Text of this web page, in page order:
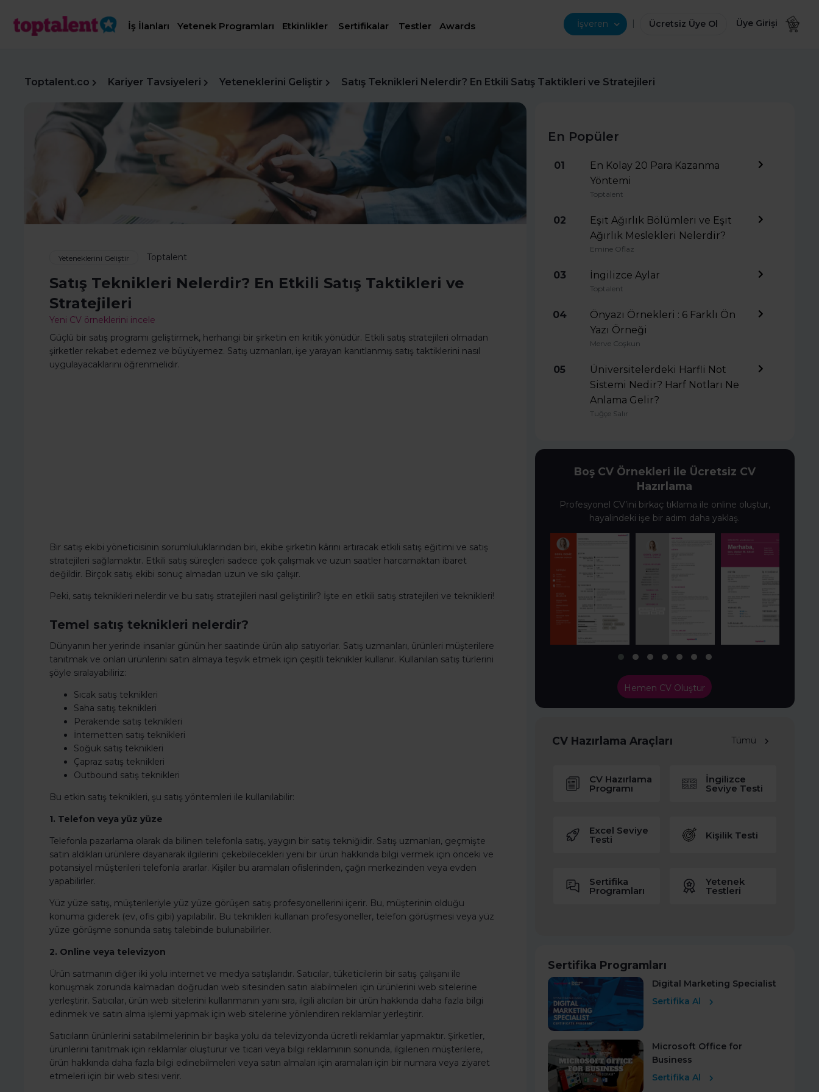
İş İlanları Yetenek Programları Etkinlikler Sertifikalar Testler Awards İşveren | Ücretsiz Üye Ol Üye Girişi
Toptalent.co Kariyer Tavsiyeleri Yeteneklerini Geliştir Satış Teknikleri Nelerdir? En Etkili Satış Taktikleri ve Stratejileri
Yeteneklerini Geliştir Toptalent
Satış Teknikleri Nelerdir? En Etkili Satış Taktikleri ve
Stratejileri
Yeni CV örneklerini incele
Güçlü bir satış programı geliştirmek, herhangi bir şirketin en kritik yönüdür. Etkili satış stratejileri olmadan
şirketler rekabet edemez ve büyüyemez. Satış uzmanları, işe yarayan kanıtlanmış satış taktiklerini nasıl
uygulayacaklarını öğrenmelidir.
Bir satış ekibi yöneticisinin sorumluluklarından biri, ekibe şirketin kârını artıracak etkili satış eğitimi ve satış
stratejileri sağlamaktır. Etkili satış süreçleri sadece çok çalışmak ve uzun saatler harcamaktan ibaret
değildir. Birçok satış ekibi sonuç almadan uzun ve sıkı çalışır.
Peki, satış teknikleri nelerdir ve bu satış stratejileri nasıl geliştirilir? İşte en etkili satış stratejileri ve teknikleri!
Temel satış teknikleri nelerdir?
Dünyanın her yerinde insanlar günün her saatinde ürün alıp satıyorlar. Satış uzmanları, ürünleri müşterilere
tanıtmak ve onları ürünlerini satın almaya teşvik etmek için çeşitli teknikler kullanır. Kullanılan satış türlerini
şöyle sıralayabiliriz:
Sıcak satış teknikleri
Saha satış teknikleri
Perakende satış teknikleri
İnternetten satış teknikleri
Soğuk satış teknikleri
Çapraz satış teknikleri
Outbound satış teknikleri
Bu etkin satış teknikleri, şu satış yöntemleri ile kullanılabilir:
1. Telefon veya yüz yüze
Telefonla pazarlama olarak da bilinen telefonla satış, yaygın bir satış tekniğidir. Satış uzmanları, geçmişte
satın aldıkları ürünlere dayanarak ilgilerini çekebilecekleri yeni bir ürün hakkında bilgi vermek için önceki ve
potansiyel müşterileri telefonla ararlar. Kişiler bu aramaları ofislerinden, çağrı merkezinden veya evden
yapabilirler.
Yüz yüze satış, müşterileriyle yüz yüze görüşen satış profesyonellerini içerir. Bu, müşterinin olduğu
konuma giderek (ev, ofis gibi) yapılabilir. Bu teknikleri kullanan profesyoneller, telefon görüşmesi veya yüz
yüze görüşme sonunda satış talebinde bulunabilirler.
2. Online veya televizyon
Ürün satmanın diğer iki yolu internet ve medya satışlarıdır. Satıcılar, tüketicilerin bir satış çalışanı ile
konuşmak zorunda kalmadan doğrudan web sitesinden satın alabilmeleri için ürünlerini web sitelerine
yerleştirir. Satıcılar, ürün web sitelerini kullanmanın yanı sıra, ilgili alıcıları bir ürün hakkında daha fazla bilgi
edinmek ve satın alma işlemi yapmak için web sitelerine yönlendiren reklamlar yerleştirir.
Satıcıların ürünlerini satabilmelerinin bir başka yolu da televizyonda ücretli reklamlar yapmaktır. Şirketler,
ürünlerini tanıtmak için reklamlar oluşturur ve ticari veya bilgi reklamının sonunda, ilgilenen müşterilere,
ürün hakkında daha fazla bilgi edinebilmeleri veya satın almaları için aramaları için bir numara veya ziyaret
etmeleri için bir web sitesi verir.
En Popüler
01
En Kolay 20 Para Kazanma
Yöntemi
Toptalent
02
Eşit Ağırlık Bölümleri ve Eşit
Ağırlık Meslekleri Nelerdir?
Emine Oflaz
03 İngilizce Aylar
Toptalent
04
Önyazı Örnekleri : 6 Farklı Ön
Yazı Örneği
Merve Coşkun
05
Üniversitelerdeki Harfli Not
Sistemi Nedir? Harf Notları Ne
Anlama Gelir?
Tuğçe Salır
Boş CV Örnekleri ile Ücretsiz CV
Hazırlama
Profesyonel CV’ini birkaç tıklama ile online oluştur,
hayalindeki işe bir adım daha yaklaş.
Hemen CV Oluştur
CV Hazırlama Araçları Tümü
CV Hazırlama
Programı
İngilizce
Seviye Testi
Excel Seviye
Testi Kişilik Testi
Sertifika
Programları
Yetenek
Testleri
Sertifika Programları
Digital Marketing Specialist
Sertifika Al
Microsoft Office for
Business
Sertifika Al